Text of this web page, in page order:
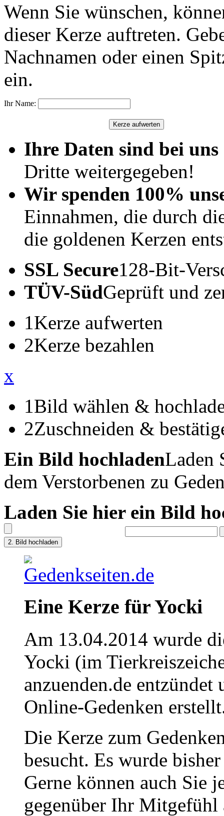
Wenn Sie wünschen,
dieser Kerze auftreten.
Nachnamen oder einen
ein.
Ihr Name:
Ihre Daten sind bei uns
Dritte weitergegeben!
Wir spenden 100%
Einnahmen, die durch
die goldenen Kerzen
SSL Secure128-Bit-
TÜV-SüdGeprüft und
1Kerze aufwerten
2Kerze bezahlen
x
1Bild wählen &
2Zuschneiden &
Ein Bild hochladenLaden
dem Verstorbenen zu
Laden Sie hier ein Bild
Eine Kerze für Yocki
Am 13.04.2014 wurde
Yocki (im
anzuenden.de
Online-Gedenken
Die Kerze zum
besucht. Es wurde
Gerne können auch Sie
gegenüber Ihr Mitgefühl